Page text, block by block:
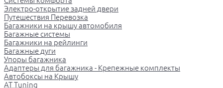
Электро-открытие задней двери
Путешествия Перевозка
Багажники на крышу автомобиля
Багажные системы
Багажники на рейлинги
Багажные дуги
Упоры багажника
Адаптеры для багажника - Крепежные комплекты
Автобоксы на Крышу
AT Tuning